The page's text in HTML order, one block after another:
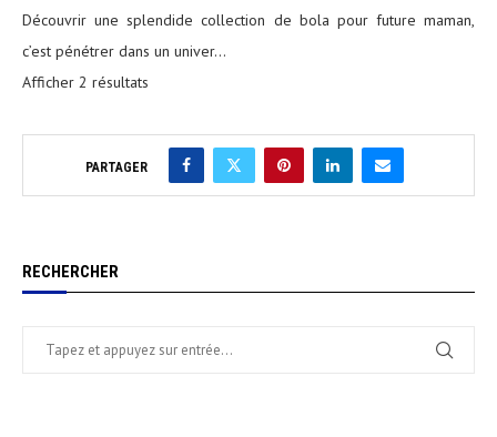
Découvrir une splendide collection de bola pour future maman,
c’est pénétrer dans un univer...
Afficher 2 résultats
PARTAGER
RECHERCHER